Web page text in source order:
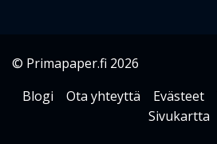
© Primapaper.fi 2026
Blogi
Ota yhteyttä Evästeet
Sivukartta